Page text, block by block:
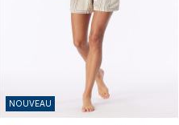
NOUVEAU